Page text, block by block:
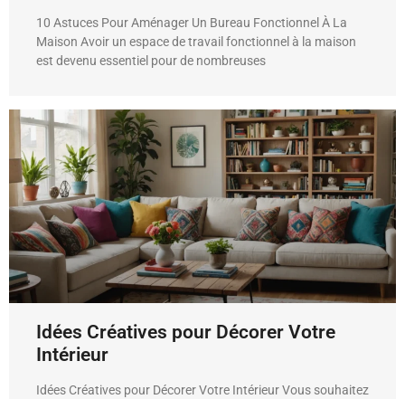
10 Astuces Pour Aménager Un Bureau Fonctionnel À La
Maison Avoir un espace de travail fonctionnel à la maison
est devenu essentiel pour de nombreuses
Idées Créatives pour Décorer Votre
Intérieur
Idées Créatives pour Décorer Votre Intérieur Vous souhaitez